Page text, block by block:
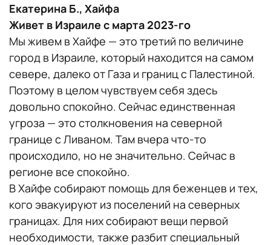
Екатерина Б., Хайфа
Живет в Израиле с марта 2023-го
Мы живем в Хайфе — это третий по величине
город в Израиле, который находится на самом
севере, далеко от Газа и границ с Палестиной.
Поэтому в целом чувствуем себя здесь
довольно спокойно. Сейчас единственная
угроза — это столкновения на северной
границе с Ливаном. Там вчера что-то
происходило, но не значительно. Сейчас в
регионе все спокойно.
В Хайфе собирают помощь для беженцев и тех,
кого эвакуируют из поселений на северных
границах. Для них собирают вещи первой
необходимости, также разбит специальный